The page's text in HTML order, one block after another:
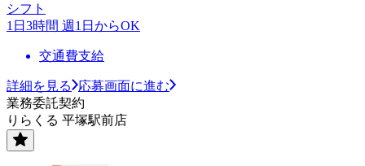
シフト
1日3時間 週1日からOK
交通費支給
詳細を見る
応募画面に進む
業務委託契約
りらくる 平塚駅前店